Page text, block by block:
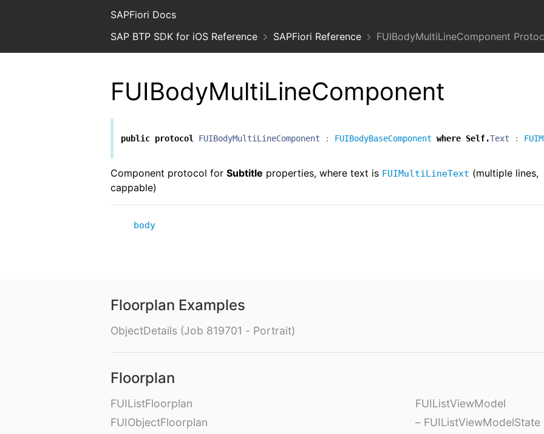
SAPFiori Docs
SAP BTP SDK for iOS Reference
SAPFiori Reference FUIBodyMultiLineComponent
FUIBodyMultiLineComponent
public protocol FUIBodyMultiLineComponent : FUIBodyBaseComponent where Self.Text :
Component protocol for Subtitle properties, where text is FUIMultiLineText (multiple lines,
cappable)
body
Floorplan Examples
ObjectDetails (Job 819701 - Portrait)
Floorplan
FUIListFloorplan
FUIObjectFloorplan
FUIListViewModel
– FUIListViewModelState